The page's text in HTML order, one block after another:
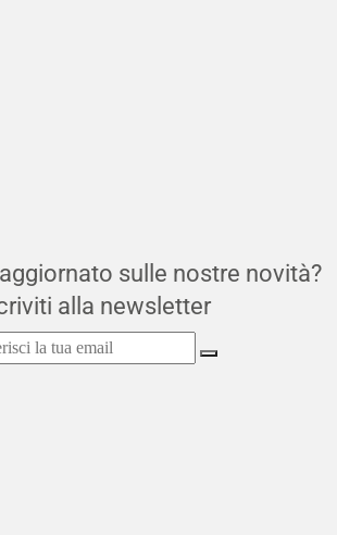
sulle nostre novità?
alla newsletter